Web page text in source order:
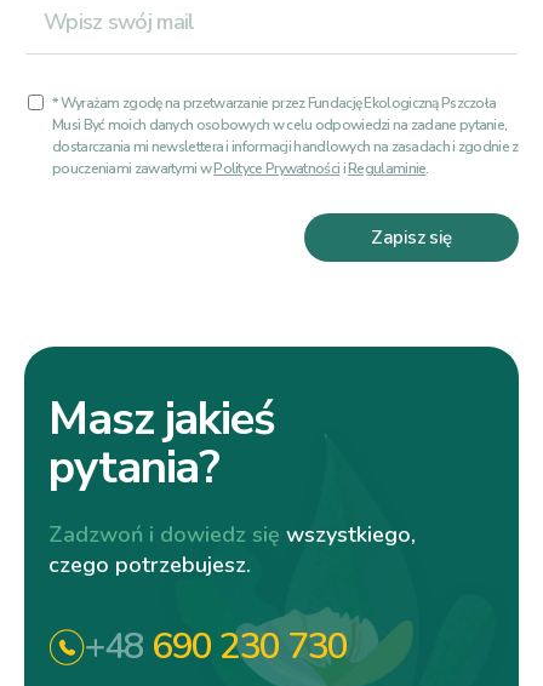
* Wyrażam zgodę na przetwarzanie przez Fundację Ekologiczną Pszczoła
Musi Być moich danych osobowych w celu odpowiedzi na zadane pytanie,
dostarczania mi newslettera i informacji handlowych na zasadach i zgodnie z
pouczeniami zawartymi wPolityce PrywatnościiRegulaminie.
Zapisz się
Masz jakieś
pytania?
Zadzwoń i dowiedz się wszystkiego,
czego potrzebujesz.
+48 690 230 730